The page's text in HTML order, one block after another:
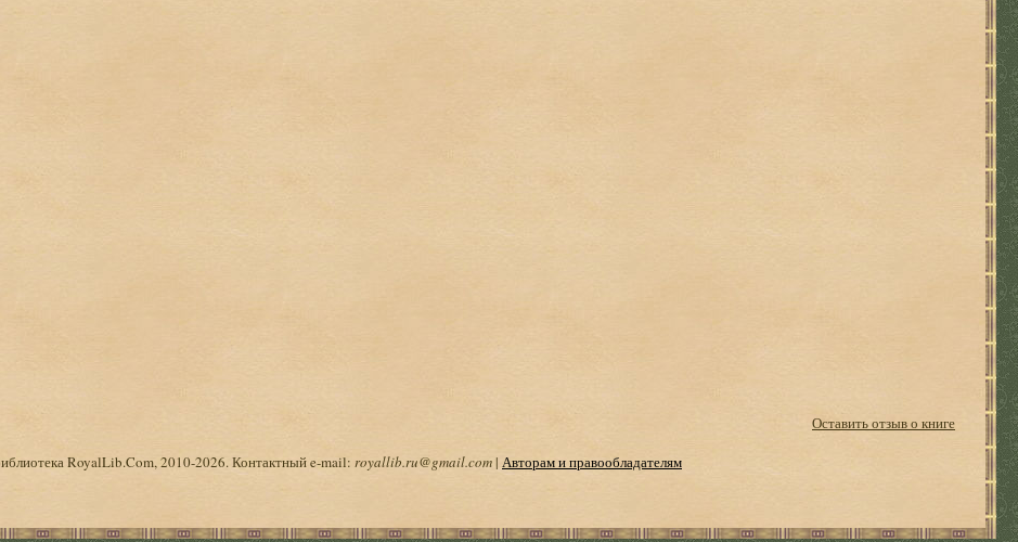
Оставить отзыв о книге
RoyalLib.Com, 2010-2026. Контактный e-mail: royallib.ru@gmail.com| Авторам и правообладателям